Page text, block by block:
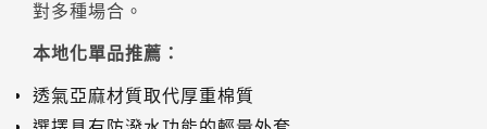
對多種場合。
本地化單品推薦：
透氣亞麻材質取代厚重棉質